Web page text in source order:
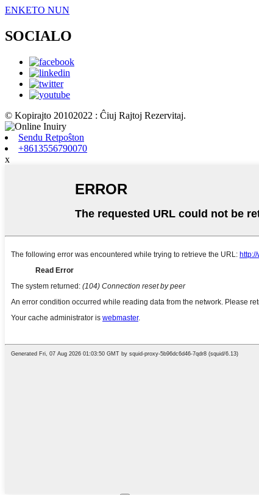
ENKETO NUN
SOCIALO
© Kopirajto 20102022 : Ĉiuj Rajtoj Rezervitaj.
Sendu Retpoŝton
+8613556790070
x